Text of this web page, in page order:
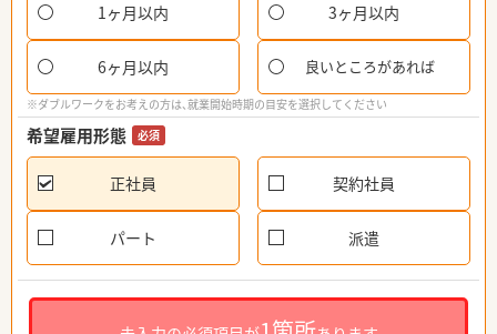
1ヶ月以内 3ヶ月以内
6ヶ月以内 良いところがあれば
※ダブルワークをお考えの方は、就業開始時期の目安を選択してください
希望雇用形態 必須
正社員 契約社員
パート 派遣